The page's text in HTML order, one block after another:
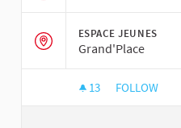
ESPACE JEUNES
Grand'Place
13 13 FOLLOWERS
FOLLOW